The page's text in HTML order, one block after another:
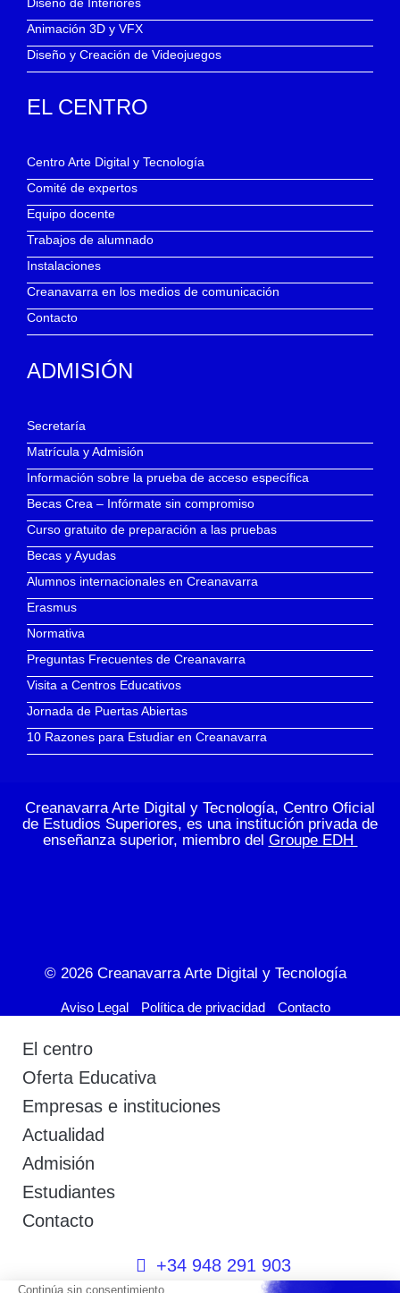
Animación 3D y VFX
Diseño y Creación de Videojuegos
EL CENTRO
Centro Arte Digital y Tecnología
Comité de expertos
Equipo docente
Trabajos de alumnado
Instalaciones
Creanavarra en los medios de comunicación
Contacto
ADMISIÓN
Secretaría
Matrícula y Admisión
Información sobre la prueba de acceso específica
Becas Crea – Infórmate sin compromiso
Curso gratuito de preparación a las pruebas
Becas y Ayudas
Alumnos internacionales en Creanavarra
Erasmus
Normativa
Preguntas Frecuentes de Creanavarra
Visita a Centros Educativos
Jornada de Puertas Abiertas
10 Razones para Estudiar en Creanavarra
Creanavarra Arte Digital y Tecnología, Centro Oficial
de Estudios Superiores, es una institución privada de
enseñanza superior, miembro del Groupe EDH
© 2026 Creanavarra Arte Digital y Tecnología
Aviso Legal Política de privacidad Contacto
El centro
Oferta Educativa
Empresas e instituciones
Actualidad
Admisión
Estudiantes
Contacto
+34 948 291 903
+34 600 404 592